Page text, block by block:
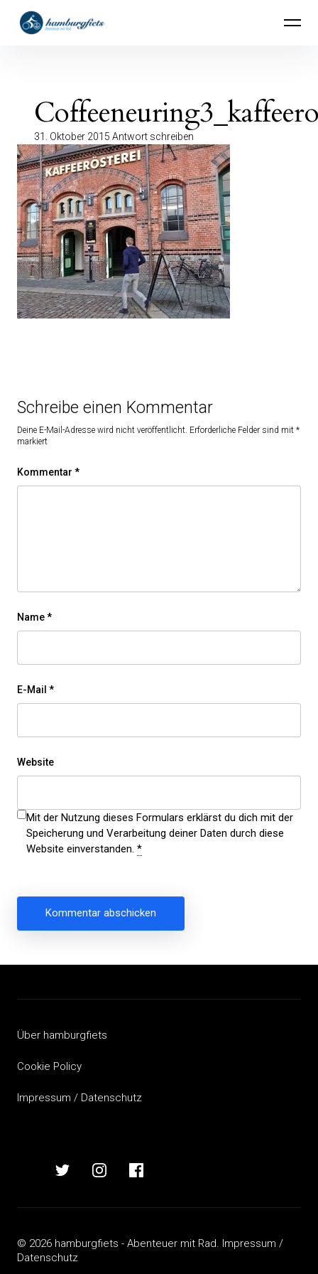
überspringen
hamburgfiets – Abenteuer mit Rad
31. Oktober 2015 Antwort schreiben
Schreibe einen Kommentar
Deine E-Mail-Adresse wird nicht veröffentlicht. Erforderliche Felder sind mit *
markiert
Kommentar *
Name*
E-Mail *
Website
Mit der Nutzung dieses Formulars erklärst du dich mit der
Speicherung und Verarbeitung deiner Daten durch diese
Website einverstanden. *
Über hamburgfiets
Cookie Policy
Impressum / Datenschutz
hamburgfietshamburgfiets
auf
hamburgfiets
auf
hamburgfiets
auf
© 2026 hamburgfiets - Abenteuer mit Rad. Impressum /
Datenschutz